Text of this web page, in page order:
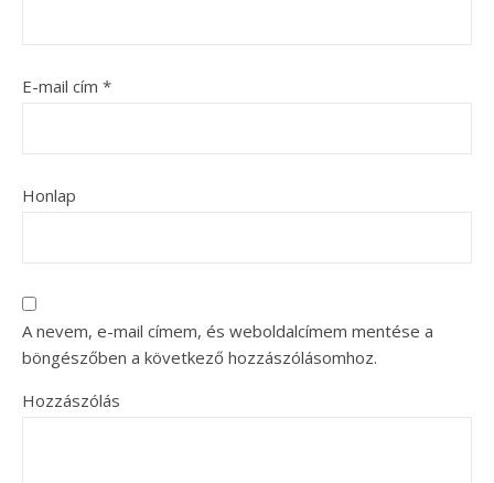
E-mail cím *
Honlap
A nevem, e-mail címem, és weboldalcímem mentése a
böngészőben a következő hozzászólásomhoz.
Hozzászólás